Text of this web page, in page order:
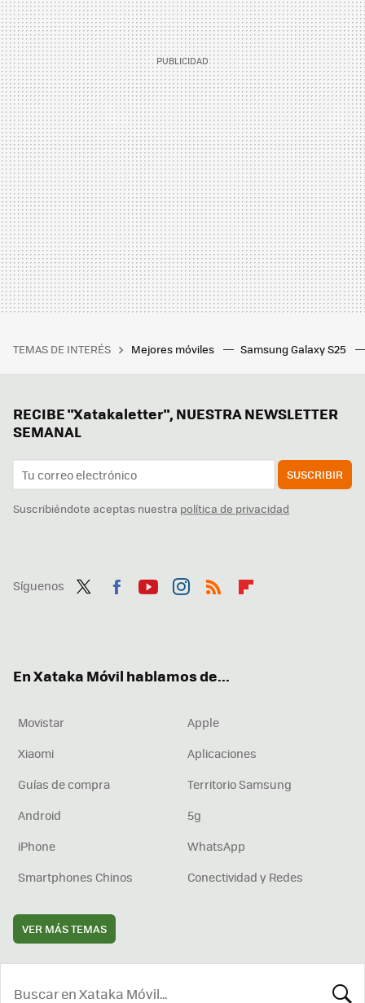
TEMAS DE INTERÉS Mejores móviles Samsung Galaxy S25
RECIBE "Xatakaletter", NUESTRA NEWSLETTER
SEMANAL
SUSCRIBIR
Suscribiéndote aceptas nuestra política de privacidad
Síguenos
En Xataka Móvil hablamos de...
Movistar
Apple
Xiaomi
Aplicaciones
Guías de compra
Territorio Samsung
Android
5g
iPhone
WhatsApp
Smartphones Chinos
Conectividad y Redes
VER MÁS TEMAS